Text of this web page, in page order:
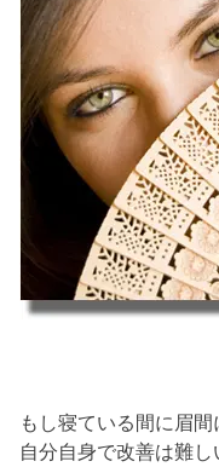
もし寝ている間に眉
自分自身で改善は難し